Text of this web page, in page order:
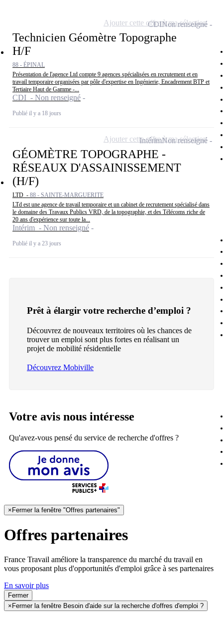
Technicien Géomètre Topographe
H/F
88 - ÉPINAL
Présentation de l'agence Ltd compte 9 agences spécialisées en recrutement et en
travail temporaire organisées par pôle d'expertise en Ingénierie, Encadrement BTP et
Tertiaire Haut de Gamme -...
CDI - Non renseigné
Publié il y a 18 jours
CDINon renseigné
Ajouter cette offre à ma sélection
GÉOMÈTRE TOPOGRAPHE -
RÉSEAUX D'ASSAINISSEMENT
(H/F)
LTD - 88 - SAINTE-MARGUERITE
LTd est une agence de travail temporaire et un cabinet de recrutement spécialisé dans
le domaine des Travaux Publics VRD, de la topographie, et des Télécoms riche de
20 ans d'expérience sur toute la...
Intérim - Non renseigné
Publié il y a 23 jours
IntérimNon renseigné
Ajouter cette offre à ma sélection
Prêt à élargir votre recherche d’emploi ?
Découvrez de nouveaux territoires où les chances de
trouver un emploi sont plus fortes en réalisant un
projet de mobilité résidentielle
Découvrez Mobiville
Votre avis nous intéresse
Qu'avez-vous pensé du service de recherche d'offres ?
× Fermer la fenêtre "Offres partenaires"
Offres partenaires
France Travail améliore la transparence du marché du travail en
vous proposant plus d'opportunités d'emploi grâce à ses partenaires
En savoir plus
Fermer
× Fermer la fenêtre Besoin d'aide sur la recherche d'offres d'emploi ?